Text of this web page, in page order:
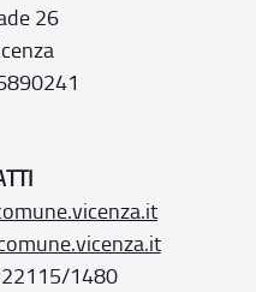
26
1480